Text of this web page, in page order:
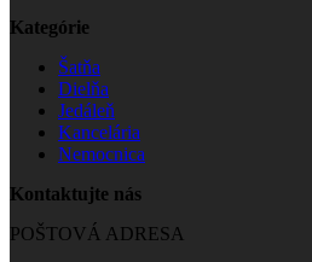
Kategórie
Šatňa
Dielňa
Jedáleň
Kancelária
Nemocnica
Kontaktujte nás
POŠTOVÁ ADRESA